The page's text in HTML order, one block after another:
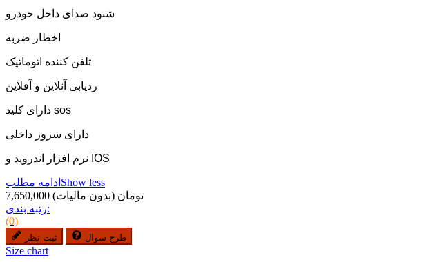
شنود صدای داخل خودرو
اخطار ضربه
تلفن کننده اتوماتیک
ردیابی آنلاین و آفلاین
دارای کلید sos
دارای سرور داخلی
نرم افزار اندروید و IOS
ادامه مطلب Show less
7,650,000 تومان (بدون مالیات)
رتبه بندی:
(0)
ثبت نظر طرح سوال
Size chart